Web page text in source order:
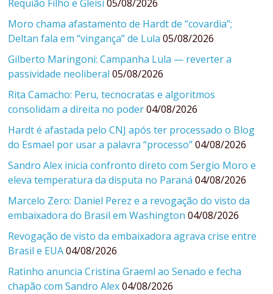
Requião Filho e Gleisi 05/08/2026
Moro chama afastamento de Hardt de “covardia”;
Deltan fala em “vingança” de Lula 05/08/2026
Gilberto Maringoni: Campanha Lula — reverter a
passividade neoliberal 05/08/2026
Rita Camacho: Peru, tecnocratas e algoritmos
consolidam a direita no poder 04/08/2026
Hardt é afastada pelo CNJ após ter processado o Blog
do Esmael por usar a palavra “processo” 04/08/2026
Sandro Alex inicia confronto direto com Sergio Moro e
eleva temperatura da disputa no Paraná 04/08/2026
Marcelo Zero: Daniel Perez e a revogação do visto da
embaixadora do Brasil em Washington 04/08/2026
Revogação de visto da embaixadora agrava crise entre
Brasil e EUA 04/08/2026
Ratinho anuncia Cristina Graeml ao Senado e fecha
chapão com Sandro Alex 04/08/2026